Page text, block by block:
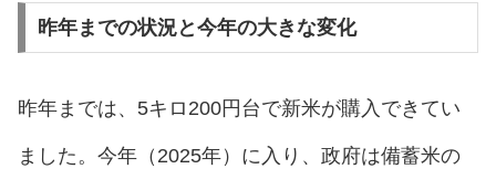
昨年までの状況と今年の大きな変化
昨年までは、5キロ200円台で新米が購入できてい
ました。今年（2025年）に入り、政府は備蓄米の